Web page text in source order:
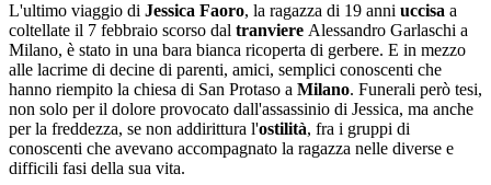
L'ultimo viaggio di Jessica Faoro, la ragazza di 19 anni uccisa a
coltellate il 7 febbraio scorso dal tranviere Alessandro Garlaschi a
Milano, è stato in una bara bianca ricoperta di gerbere. E in mezzo
alle lacrime di decine di parenti, amici, semplici conoscenti che
hanno riempito la chiesa di San Protaso a Milano. Funerali però tesi,
non solo per il dolore provocato dall'assassinio di Jessica, ma anche
per la freddezza, se non addirittura l'ostilità, fra i gruppi di
conoscenti che avevano accompagnato la ragazza nelle diverse e
difficili fasi della sua vita.